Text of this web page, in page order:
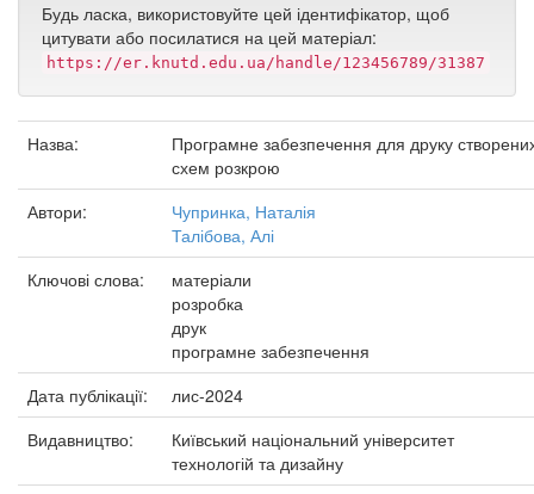
Будь ласка, використовуйте цей ідентифікатор, щоб
цитувати або посилатися на цей матеріал:
https://er.knutd.edu.ua/handle/123456789/31387
Назва:
Програмне забезпечення для друку
схем розкрою
Автори:
Чупринка, Наталія
Талібова, Алі
Ключові слова:
матеріали
розробка
друк
програмне забезпечення
Дата публікації:
лис-2024
Видавництво:
Київський національний університет
технологій та дизайну